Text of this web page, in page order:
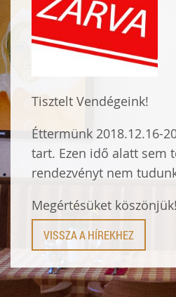
Tisztelt Vendégeink!
Éttermünk 2018.12.16-
tart. Ezen idő alatt sem
rendezvényt nem
Megértésüket köszönjük!
VISSZA A HÍREKHEZ